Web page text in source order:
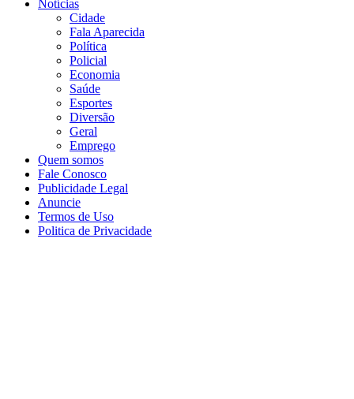
Notícias
Cidade
Fala Aparecida
Política
Policial
Economia
Saúde
Esportes
Diversão
Geral
Emprego
Quem somos
Fale Conosco
Publicidade Legal
Anuncie
Termos de Uso
Politica de Privacidade